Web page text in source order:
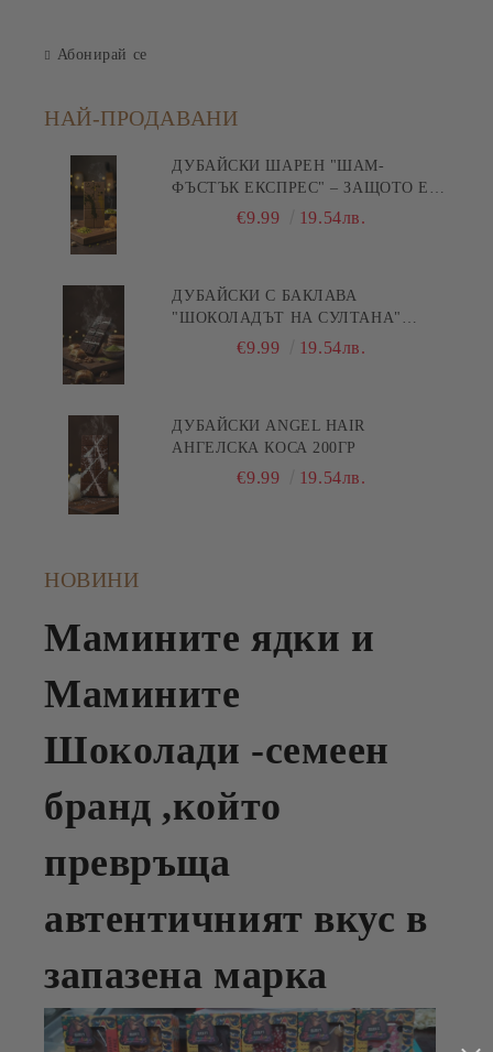
Абонирай се
НАЙ-ПРОДАВАНИ
ДУБАЙСКИ ШАРЕН "ШАМ-
ФЪСТЪК ЕКСПРЕС" – ЗАЩОТО Е
БЪРЗА ПИСТА КЪМ
€9.99 19.54лв.
ДУБАЙСКИ С БАКЛАВА
"ШОКОЛАДЪТ НА СУЛТАНА"
€9.99 19.54лв.
ДУБАЙСКИ ANGEL HAIR
АНГЕЛСКА КОСА 200ГР
€9.99 19.54лв.
НОВИНИ
Мамините ядки и
Мамините
Шоколади -семеен
бранд ,който
превръща
автентичният вкус в
запазена марка